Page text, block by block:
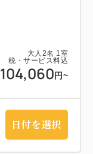
大人 2名 1 室
税・サービス料込
104,060 円~
日付を選択